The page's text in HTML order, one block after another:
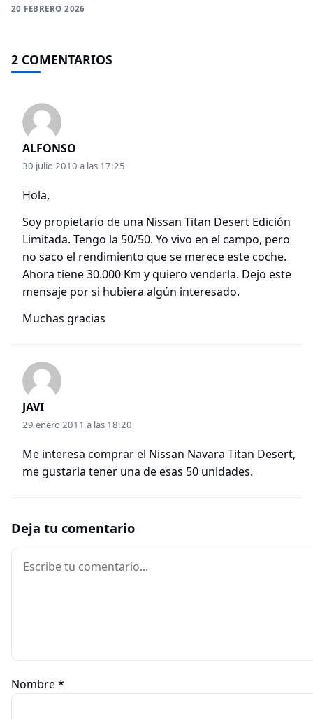
20 FEBRERO 2026
2 COMENTARIOS
ALFONSO
30 julio 2010 a las 17:25
Hola,
Soy propietario de una Nissan Titan Desert Edición
Limitada. Tengo la 50/50. Yo vivo en el campo, pero
no saco el rendimiento que se merece este coche.
Ahora tiene 30.000 Km y quiero venderla. Dejo este
mensaje por si hubiera algún interesado.
Muchas gracias
JAVI
29 enero 2011 a las 18:20
Me interesa comprar el Nissan Navara Titan Desert,
me gustaria tener una de esas 50 unidades.
Deja tu comentario
Comentario
Nombre*